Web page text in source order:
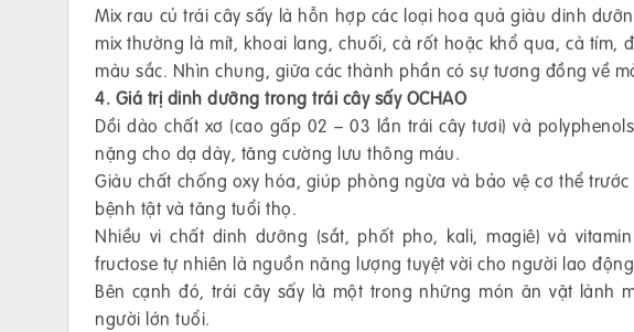
Mix rau củ trái cây sấy là hỗn hợp các loại hoa quả giàu dinh
mix thường là mít, khoai lang, chuối, cà rốt hoặc khổ qua, cà tím,
màu sắc. Nhìn chung, giữa các thành phần có sự tương đồng về
4. Giá trị dinh dưỡng trong trái cây sấy OCHAO
Dồi dào chất xơ (cao gấp 02 – 03 lần trái cây tươi) và
nặng cho dạ dày, tăng cường lưu thông máu.
Giàu chất chống oxy hóa, giúp phòng ngừa và bảo vệ cơ thể
bệnh tật và tăng tuổi thọ.
Nhiều vi chất dinh dưỡng (sắt, phốt pho, kali, magiê) và
fructose tự nhiên là nguồn năng lượng tuyệt vời cho người lao
Bên cạnh đó, trái cây sấy là một trong những món ăn vặt lành
người lớn tuổi.